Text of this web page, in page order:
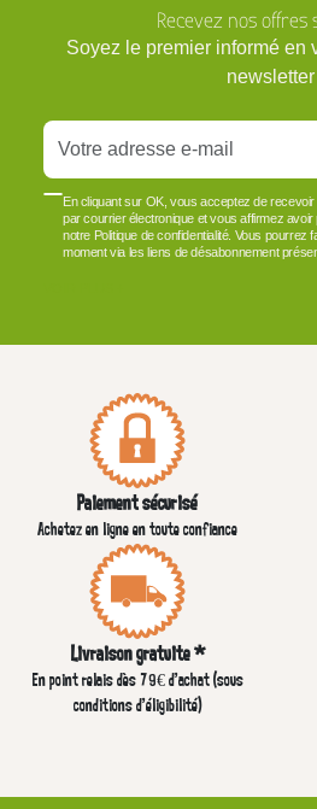
Recevez nos offres
Soyez le premier informé en
newsletter
En cliquant sur OK, vous acceptez de
par courrier électronique et vous affirmez
notre Politique de confidentialité. Vous pourrez
moment via les liens de désabonnement
Paiement sécurisé
Achetez en ligne en toute confiance
Livraison gratuite *
En point relais dès 79€ d’achat (sous
conditions d'éligibilité)